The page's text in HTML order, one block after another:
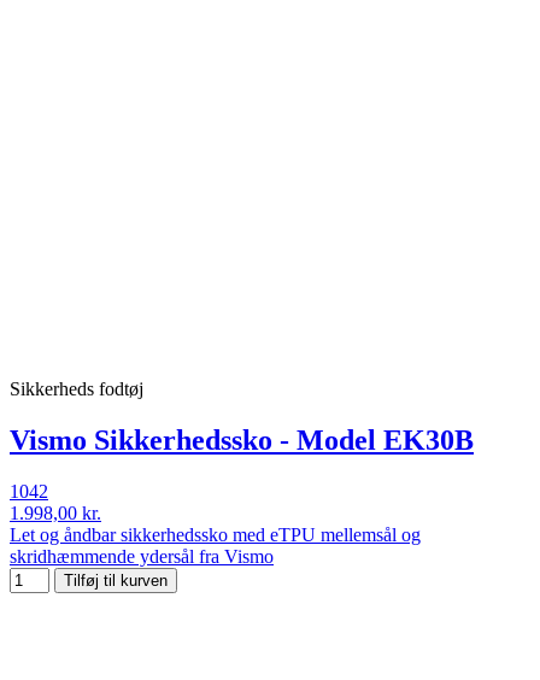
Sikkerheds fodtøj
Vismo Sikkerhedssko - Model EK30B
1042
1.998,00 kr.
Let og åndbar sikkerhedssko med eTPU mellemsål og
skridhæmmende ydersål fra Vismo
Tilføj til kurven